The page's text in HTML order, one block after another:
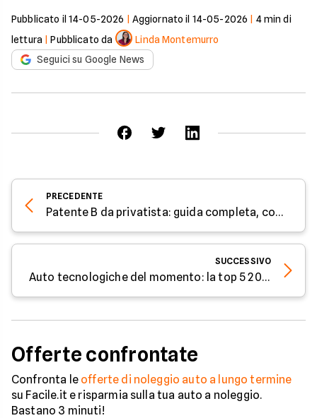
Pubblicato il 14-05-2026 Aggiornato il 14-05-2026 4min di
lettura |Pubblicato da
Linda Montemurro
Seguici su Google News
PRECEDENTE
Patente B da privatista: guida completa, costi, documenti e prove
SUCCESSIVO
Auto tecnologiche del momento: la top 5 2026
Offerte confrontate
Confronta le offerte di noleggio auto a lungo termine
su Facile.it e risparmia sulla tua auto a noleggio.
Bastano 3 minuti!